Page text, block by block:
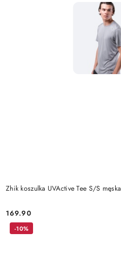
Zhik koszulka UVActive Tee S/S męska
Cena:
169.90
-10%